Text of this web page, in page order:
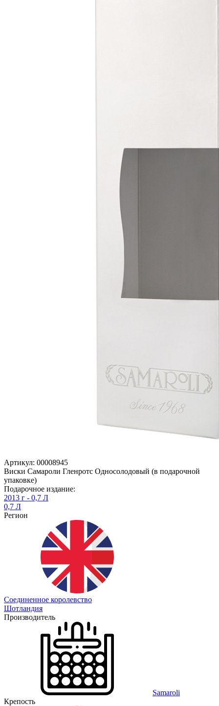
Артикул: 00008945
Виски Самароли Гленротс Односолодовый (в подарочной
упаковке)
Подарочное издание:
2013 г - 0,7 Л
0,7 Л
Регион
Соединенное королевство
Шотландия
Производитель
Samaroli
Крепость